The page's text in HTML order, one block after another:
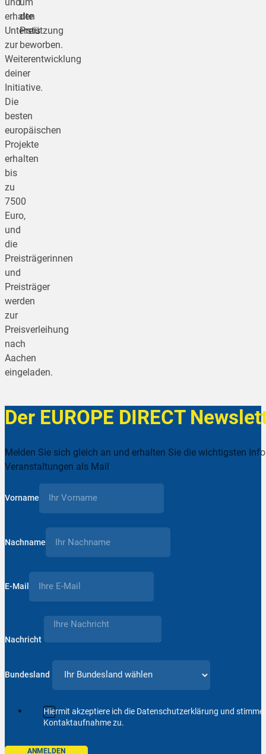
erhalte
Unterstützung
zur
Weiterentwicklung
deiner
Initiative.
Die
besten
europäischen
Projekte
erhalten
bis
zu
7500
Euro,
und
die
Preisträgerinnen
und
Preisträger
werden
zur
Preisverleihung
nach
Aachen
eingeladen.
den
Preis
beworben.
Der EUROPE DIRECT
Melden Sie sich gleich an und erhalten Sie die wichtigsten
Veranstaltungen als Mail
Vorname
Nachname
E-Mail
Nachricht
Bundesland
Hiermit akzeptiere ich die Datenschutzerklärung und
Kontaktaufnahme zu.
ANMELDEN